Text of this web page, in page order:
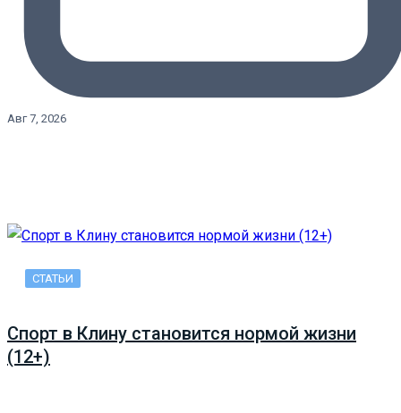
Авг 7, 2026
СТАТЬИ
Спорт в Клину становится нормой жизни
(12+)